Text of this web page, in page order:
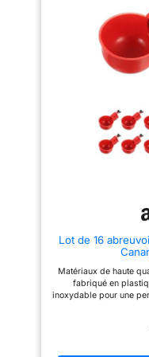
fabriqué en acier
haute qualité, qui est non
seulement résistant à la
mais aussi facile à nettoyer,
qui en fait un excellent
par rapport aux abreuvoirs
de résister aux exigences
utilisation quotidienne.
STABILITÉ AMÉLIORÉE :
grand abreuvoir pour
est équipé de pieds
les poulets, les canards et
abreuvoir polyvalent pour
ferme. FACILE À NETTOYER
peuvent être facilement
pour garantir l'hygiène de
abreuvoir à poulets. Un
bactérienne et garantit une
Lot de 16
Matériaux de haute
fabriqué en
inoxydable pour une
l'utilisation